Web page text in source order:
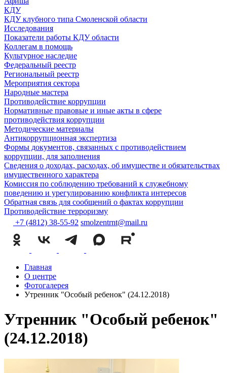
КДУ
КДУ клубного типа Смоленской области
Исследования
Показатели работы КДУ области
Коллегам в помощь
Культурное наследие
Федеральный реестр
Региональный реестр
Мероприятия сектора
Народные мастера
Противодействие коррупции
Нормативные правовые и иные акты в сфере
противодействия коррупции
Методические материалы
Антикоррупционная экспертиза
Формы документов, связанных с противодействием
коррупции, для заполнения
Сведения о доходах, расходах, об имуществе и обязательствах
имущественного характера
Комиссия по соблюдению требований к служебному
поведению и урегулированию конфликта интересов
Обратная связь для сообщений о фактах коррупции
Противодействие терроризму
+7 (4812) 38-55-92 smolzentrnt@mail.ru
Главная
О центре
Фотогалерея
Утренник "Особый ребенок" (24.12.2018)
Утренник "Особый ребенок"
(24.12.2018)